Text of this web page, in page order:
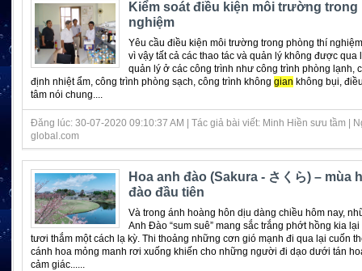
Kiểm soát điều kiện môi trường trong
nghiệm
Yêu cầu điều kiện môi trường trong phòng thí
vì vậy tất cả các thao tác và quản lý không được qua
quản lý ở các công trình như công trình phòng lạnh,
định nhiệt ẩm, công trình phòng sạch, công trình không gian không bụi,
tâm nói chung....
Đăng lúc: 30-07-2020 09:10:37 AM | Tác giả bài viết: Minh Hiền sưu tầm |
global.com
Hoa anh đào (Sakura - さくら) – mùa
đào đầu tiên
Và trong ánh hoàng hôn dịu dàng chiều hôm nay,
Anh Đào “sum suê” mang sắc trắng phớt hồng kia
tươi thắm một cách lạ kỳ. Thi thoảng những cơn gió mạnh đi qua lại cuốn
cánh hoa mỏng manh rơi xuống khiến cho những người đi dạo dưới tán
cảm giác......